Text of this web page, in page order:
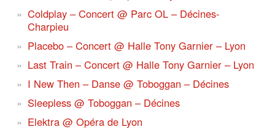
Coldplay – Concert @ Parc OL – Décines-
Charpieu
Placebo – Concert @ Halle Tony Garnier – Lyon
Last Train – Concert @ Halle Tony Garnier – Lyon
I New Then – Danse @ Toboggan – Décines
Sleepless @ Toboggan – Décines
Elektra @ Opéra de Lyon